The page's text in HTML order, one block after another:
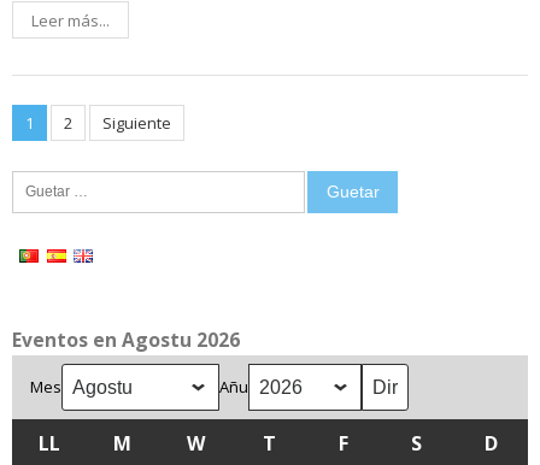
Leer más...
Posts
pagination
1 2 Siguiente
Guetar:
Eventos en Agostu 2026
Mes Añu
LL LLUNES
M MARTES
WMIÉRCOLES
T XUEVESFVIENRES
S SÁBADU
D